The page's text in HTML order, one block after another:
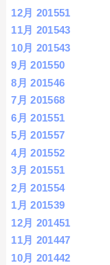
12月 201551
11月 201543
10月 201543
9月 201550
8月 201546
7月 201568
6月 201551
5月 201557
4月 201552
3月 201551
2月 201554
1月 201539
12月 201451
11月 201447
10月 201442